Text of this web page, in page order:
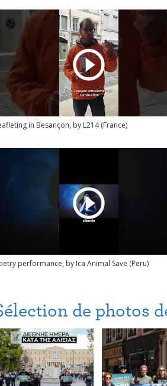
in Besançon, by L214 (France)
performance, by Ica Animal Save (Peru)
de photos